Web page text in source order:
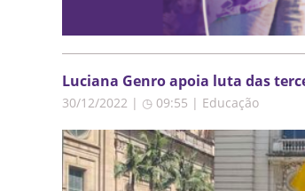
Luciana Genro apoia luta das
30/12/2022 | ◷ 09:55 | Educação